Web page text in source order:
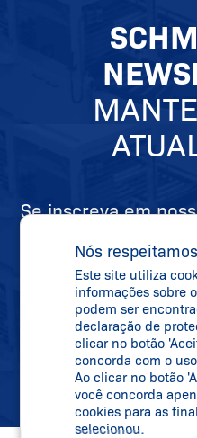
Se inscreva em
datas de feiras
diretamente na
Nós
Este site utiliza
informações sobre
podem ser
declaração de
clicar no botão
concorda com o
Ao clicar no botão
você concorda
cookies para as
selecionou.